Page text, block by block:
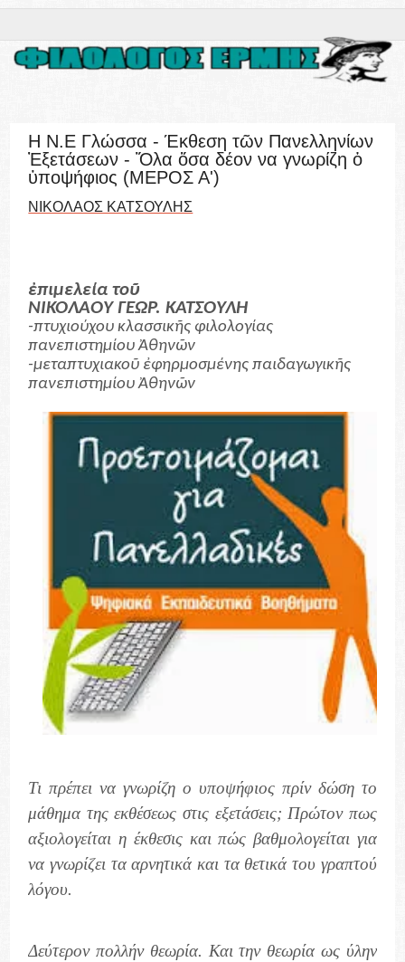
Η Ν.Ε Γλώσσα - Έκθεση τῶν Πανελληνίων
Ἐξετάσεων - Ὅλα ὅσα δέον να γνωρίζη ὁ
ὑποψήφιος (ΜΕΡΟΣ Α')
ΝΙΚΟΛΑΟΣ ΚΑΤΣΟΥΛΗΣ
ἐπιμελεία τοῦ
ΝΙΚΟΛΑΟΥ ΓΕΩΡ. ΚΑΤΣΟΥΛΗ
-πτυχιούχου κλασσικῆς φιλολογίας
πανεπιστημίου Ἀθηνῶν
-μεταπτυχιακοῦ ἐφηρμοσμένης παιδαγωγικῆς
πανεπιστημίου Ἀθηνῶν
Τι πρέπει να γνωρίζη ο υποψήφιος πρίν δώση το
μάθημα της εκθέσεως στις εξετάσεις; Πρώτον πως
αξιολογείται η έκθεσις και πώς βαθμολογείται για
να γνωρίζει τα αρνητικά και τα θετικά του γραπτού
λόγου.
Δεύτερον πολλήν θεωρία. Και την θεωρία ως ύλην